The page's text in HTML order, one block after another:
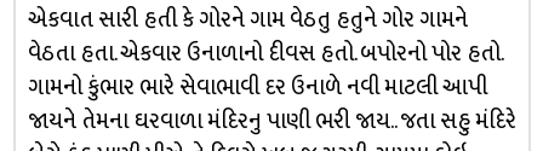
એકવાત સારી હતી કે ગોરને ગામ વેઠતુ હતુને ગોર ગામને
વેઠતા હતા. એકવાર ઉનાળાનો દીવસ હતો. બપોરનો પોર હતો.
ગામનો કુંભાર ભારે સેવાભાવી દર ઉનાળે નવી માટલી આપી
જાયને તેમના ઘરવાળા મંદિરનુ પાણી ભરી જાય.. જતા સહુ મંદિરે